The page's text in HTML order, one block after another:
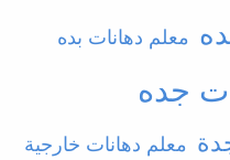
معلم دهانات بده
جده
معلم دهانات خارجية